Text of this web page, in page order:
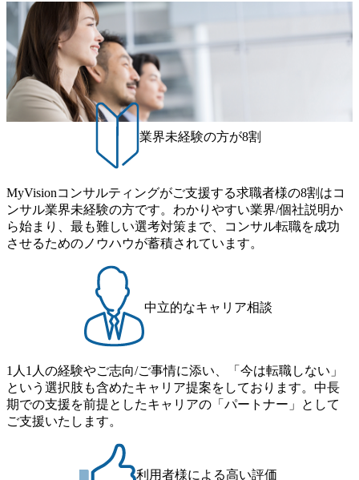
を日本
を推
加し続
断精度
実現
医療AI
エムス
発にい
す。例
した。
おける
、世界
を日本
臨床環
医療機
的に
企業・
ーカ
ジェク
場の課
行す
業界未経験の方が8割
MyVisionコンサルティングがご支援する求職者様の8割はコ
ンサル業界未経験の方です。わかりやすい業界/個社説明か
ら始まり、最も難しい選考対策まで、コンサル転職を成功
させるためのノウハウが蓄積されています。
中立的なキャリア相談
1人1人の経験やご志向/ご事情に添い、「今は転職しない」
という選択肢も含めたキャリア提案をしております。中長
期での支援を前提としたキャリアの「パートナー」として
ご支援いたします。
利用者様による高い評価